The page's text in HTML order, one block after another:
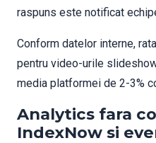
raspuns este notificat
Conform datelor interne,
pentru video-urile
media platformei de 2-3%
Analytics fara
IndexNow si